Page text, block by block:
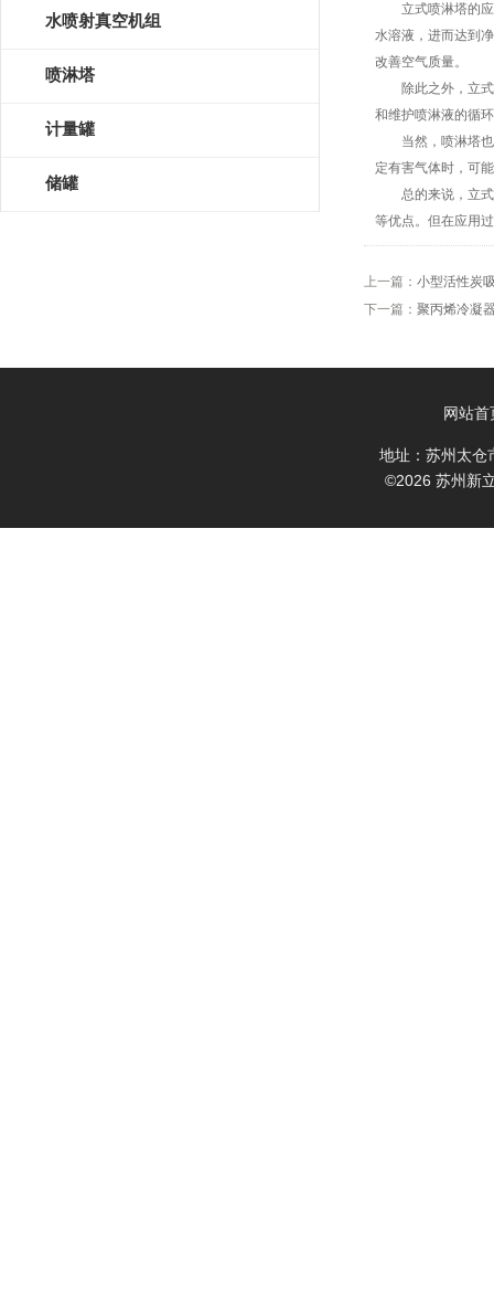
水喷射真空机组
喷淋塔
计量罐
储罐
立式喷淋塔的应
水溶液，进而达到
改善空气质量。
除此之外，立式
和维护喷淋液的循
当然，喷淋塔也
定有害气体时，可
总的来说，立式
等优点。但在应用
上一篇： 小型活性炭
下一篇： 聚丙烯冷凝
网站首
地址：苏州太
©2026 苏州新